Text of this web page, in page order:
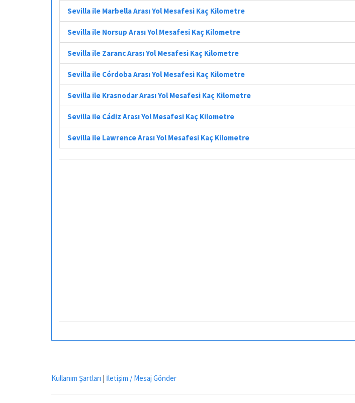
Sevilla ile Marbella Arası Yol Mesafesi Kaç Kilometre
Sevilla ile Norsup Arası Yol Mesafesi Kaç Kilometre
Sevilla ile Zaranc Arası Yol Mesafesi Kaç Kilometre
Sevilla ile Córdoba Arası Yol Mesafesi Kaç Kilometre
Sevilla ile Krasnodar Arası Yol Mesafesi Kaç Kilometre
Sevilla ile Cádiz Arası Yol Mesafesi Kaç Kilometre
Sevilla ile Lawrence Arası Yol Mesafesi Kaç Kilometre
Kullanım Şartları | İletişim / Mesaj Gönder